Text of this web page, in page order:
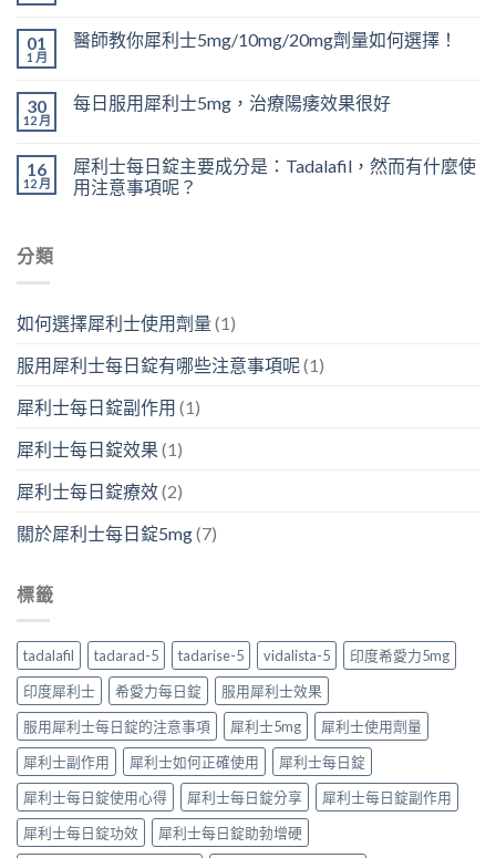
01
1 月
醫師教你犀利士5mg/10mg/20mg劑量如何選擇！
30
12 月
每日服用犀利士5mg，治療陽痿效果很好
16
12 月
犀利士每日錠主要成分是：Tadalafil，然而有什麼使
用注意事項呢？
分類
如何選擇犀利士使用劑量 (1)
服用犀利士每日錠有哪些注意事項呢(1)
犀利士每日錠副作用 (1)
犀利士每日錠效果 (1)
犀利士每日錠療效(2)
關於犀利士每日錠5mg(7)
標籤
tadalafil tadarad-5 tadarise-5 vidalista-5
印度希愛力5mg
印度犀利士
希愛力每日錠
服用犀利士效果
服用犀利士每日錠的注意事項
犀利士5mg
犀利士使用劑量
犀利士副作用
犀利士如何正確使用
犀利士每日錠
犀利士每日錠使用心得
犀利士每日錠分享
犀利士每日錠副作用
犀利士每日錠功效
犀利士每日錠助勃增硬